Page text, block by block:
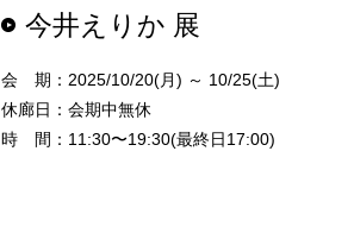
今井えりか 展
会 期：2025/10/20(月) ～ 10/25(土)
休廊日：会期中無休
時 間：11:30〜19:30(最終日17:00)